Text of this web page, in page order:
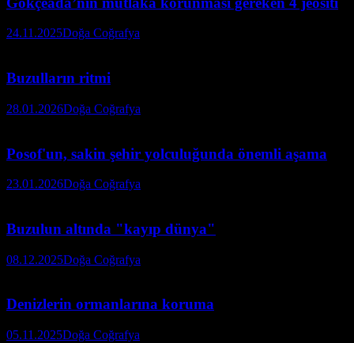
24.11.2025Doğa Coğrafya
Buzulların ritmi
28.01.2026Doğa Coğrafya
Posof'un, sakin şehir yolculuğunda önemli aşama
23.01.2026Doğa Coğrafya
Buzulun altında "kayıp dünya"
08.12.2025Doğa Coğrafya
Denizlerin ormanlarına koruma
05.11.2025Doğa Coğrafya